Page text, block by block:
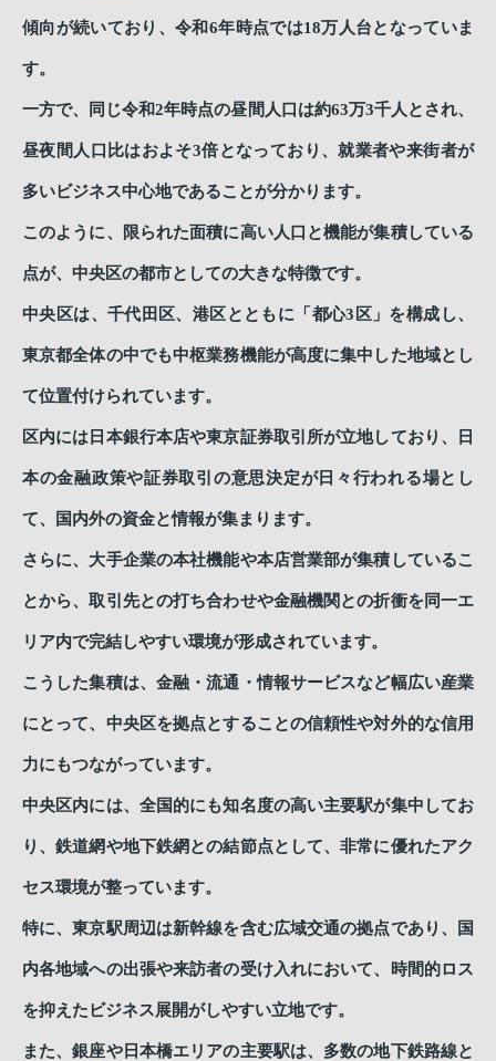
傾向が続いており、令和6年時点では18万人台となっていま
す。
一方で、同じ令和2年時点の昼間人口は約63万3千人とされ、
昼夜間人口比はおよそ3倍となっており、就業者や来街者が
多いビジネス中心地であることが分かります。
このように、限られた面積に高い人口と機能が集積している
点が、中央区の都市としての大きな特徴です。
中央区は、千代田区、港区とともに「都心3区」を構成し、
東京都全体の中でも中枢業務機能が高度に集中した地域とし
て位置付けられています。
区内には日本銀行本店や東京証券取引所が立地しており、日
本の金融政策や証券取引の意思決定が日々行われる場とし
て、国内外の資金と情報が集まります。
さらに、大手企業の本社機能や本店営業部が集積しているこ
とから、取引先との打ち合わせや金融機関との折衝を同一エ
リア内で完結しやすい環境が形成されています。
こうした集積は、金融・流通・情報サービスなど幅広い産業
にとって、中央区を拠点とすることの信頼性や対外的な信用
力にもつながっています。
中央区内には、全国的にも知名度の高い主要駅が集中してお
り、鉄道網や地下鉄網との結節点として、非常に優れたアク
セス環境が整っています。
特に、東京駅周辺は新幹線を含む広域交通の拠点であり、国
内各地域への出張や来訪者の受け入れにおいて、時間的ロス
を抑えたビジネス展開がしやすい立地です。
また、銀座や日本橋エリアの主要駅は、多数の地下鉄路線と